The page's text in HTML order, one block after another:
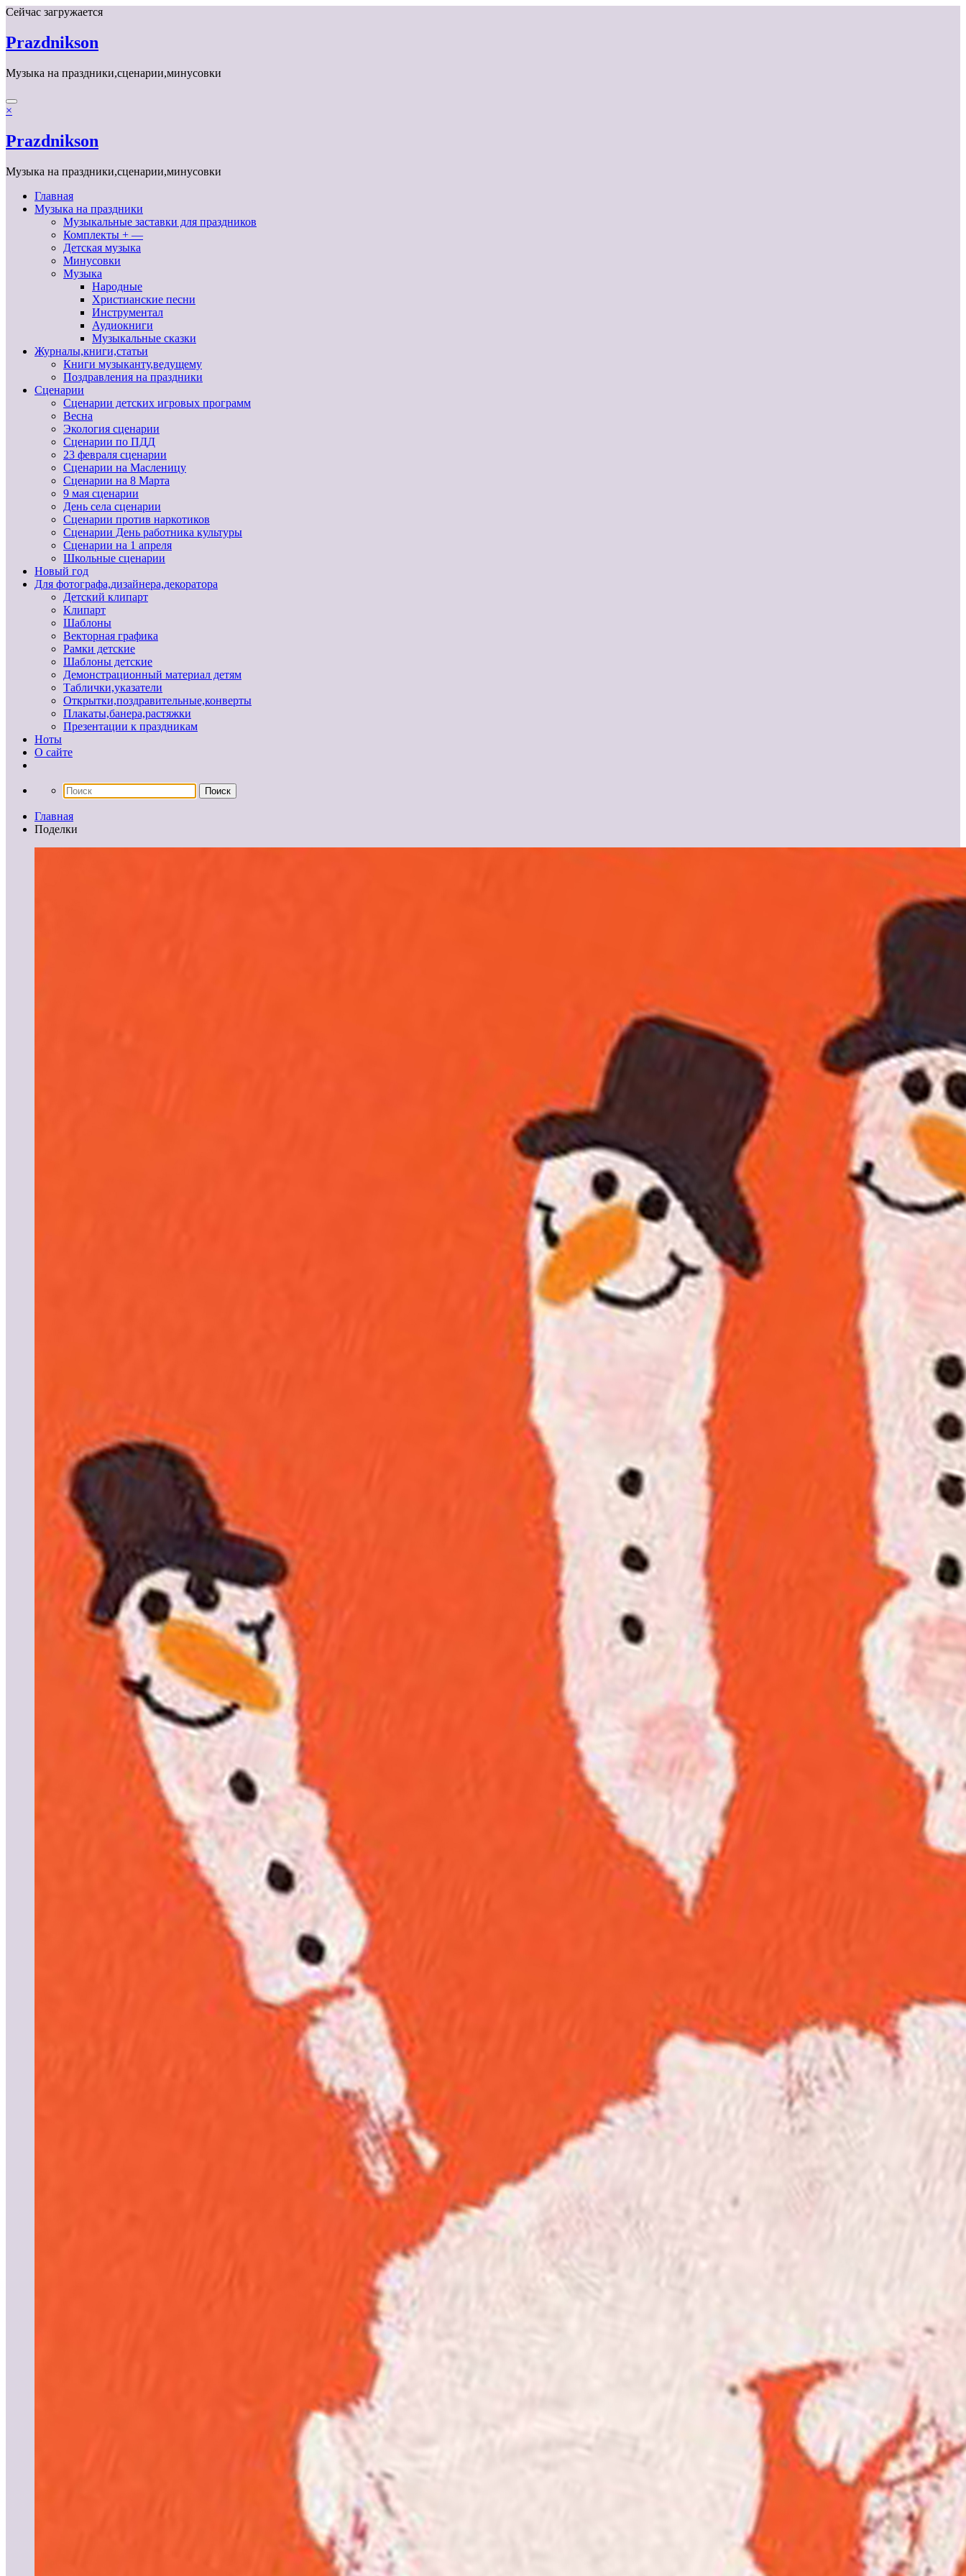
Перейти
содержимому
Сейчас загружается
Prazdnikson
Музыка на праздники,сценарии,минусовки
×
Prazdnikson
Музыка на праздники,сценарии,минусовки
Главная
Музыка на праздники
Музыкальные заставки для праздников
Комплекты + —
Детская музыка
Минусовки
Музыка
Народные
Христианские песни
Инструментал
Аудиокниги
Музыкальные сказки
Журналы,книги,статьи
Книги музыканту,ведущему
Поздравления на праздники
Сценарии
Сценарии детских игровых программ
Весна
Экология сценарии
Сценарии по ПДД
23 февраля сценарии
Сценарии на Масленицу
Сценарии на 8 Марта
9 мая сценарии
День села сценарии
Сценарии против наркотиков
Сценарии День работника культуры
Сценарии на 1 апреля
Школьные сценарии
Новый год
Для фотографа,дизайнера,декоратора
Детский клипарт
Клипарт
Шаблоны
Векторная графика
Рамки детские
Шаблоны детские
Демонстрационный материал детям
Таблички,указатели
Открытки,поздравительные,конверты
Плакаты,банера,растяжки
Презентации к праздникам
Ноты
О сайте
Главная
Поделки